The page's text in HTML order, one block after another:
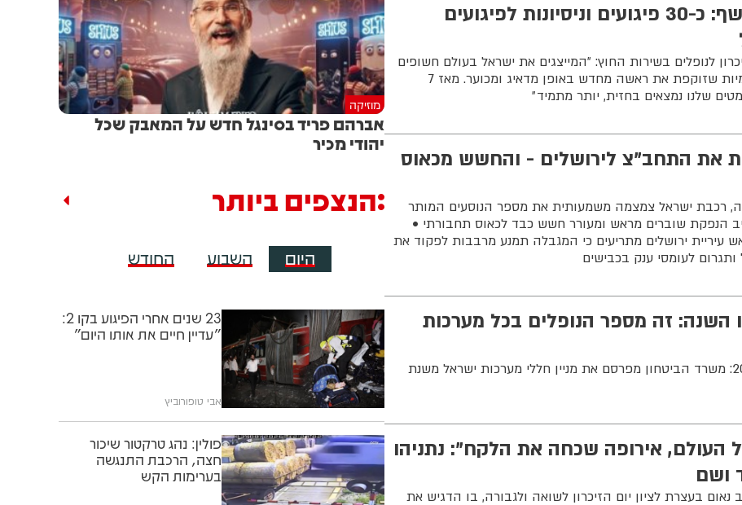
שר החוץ סער חשף: כ-30 פיגועים וניסיונות לפיגועים
לנופלים בשירות החוץ: ״המייצגים את ישראל בעולם חשופים
לרוח הרעה של האנטישמיות שזוקפת את ראשה מחדש באופן מדאיג ומכוער. מאז 7
את התחב"צ לירושלים - והחשש מכאוס
רכבת ישראל צמצמה משמעותית את מספר הנוסעים המותר
הנפקת שוברים מראש ומעורר חשש כבד לכאוס תחבורתי •
עיריית ירושלים מתריעים כי המגבלה תמנע מרבבות לפקוד את
לעומסי ענק בכבישים
השנה: זה מספר הנופלים בכל מערכות
יום הזיכרון תשפ"ו - 2026: משרד הביטחון מפרסם את מניין חללי מערכות ישראל משנת
העולם, אירופה שכחה את הלקח": נתניהו
ושם
בעצרת לציון יום הזיכרון לשואה ולגבורה, בו הדגיש את
מוזיקה
אברהם פריד בסינגל חדש על המאבק שכל
יהודי מכיר
הנצפים ביותר
היום השבוע החודש
23 שנים אחרי הפיגוע בקו 2:
"עדיין חיים את אותו היום"
אבי טופורוביץ
פולין: נהג טרקטור שיכור
חצה, הרכבת התנגשה
בערימות הקש